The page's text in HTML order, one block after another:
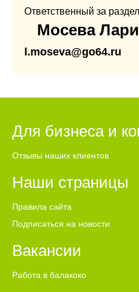
Ответственный за
Мосева
l.moseva@go64.ru
Для бизнеса и
Отзывы наших клиентов
Наши страницы
Правила сайта
Подписаться на новости
Вакансии
Работа в балакоко